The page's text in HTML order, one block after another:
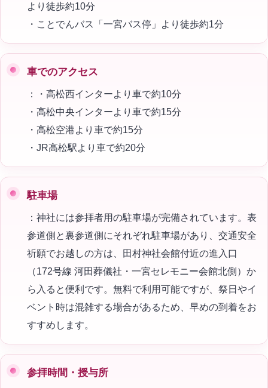
より徒歩約10分
・ことでんバス「一宮バス停」より徒歩約1分
車でのアクセス
：
・高松西インターより車で約10分
・高松中央インターより車で約15分
・高松空港より車で約15分
・JR高松駅より車で約20分
駐車場
：神社には参拝者用の駐車場が完備されています。表
参道側と裏参道側にそれぞれ駐車場があり、交通安全
祈願でお越しの方は、田村神社会館付近の進入口
（172号線 河田葬儀社・一宮セレモニー会館北側）か
ら入ると便利です。無料で利用可能ですが、祭日やイ
ベント時は混雑する場合があるため、早めの到着をお
すすめします。
参拝時間・授与所